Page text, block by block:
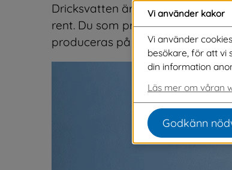
Dricksvatten är ett av våra
rent. Du som producerar
produceras på ett säkert sätt.
Vi använder kakor
Vi använder
besökare, för att vi
din information
Läs mer om våran
Godkänn